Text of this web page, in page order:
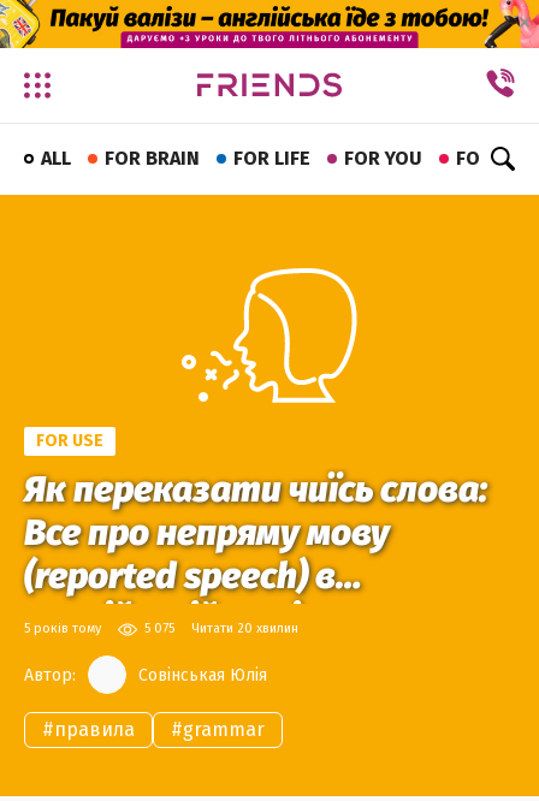
✕
ALL FOR BRAIN FOR LIFE FOR YOU FOR FUN
FOR USE
Як переказати чиїсь слова:
Все про непряму мову
(reported speech) в
англійській мові
5 років тому 5 075 Читати 20 хвилин
Автор: Совінськая Юлія
#правила #grammar